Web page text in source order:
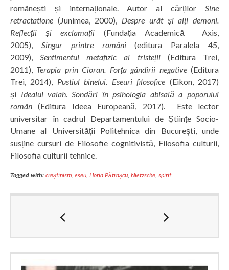
românești și internaționale. Autor al cărților Sine
retractatione (Junimea, 2000), Despre urât și alți demoni.
Reflecții și exclamații (Fundația Academică Axis,
2005), Singur printre români(editura Paralela 45,
2009),Sentimentul metafizic al tristeții(Editura Trei,
2011), Terapia prin Cioran. Forța gândirii negative(Editura
Trei, 2014), Pustiul binelui. Eseuri filosofice (Eikon, 2017)
și Idealul valah. Sondări în psihologia abisală a poporului
român (Editura Ideea Europeană, 2017). Este lector
universitar în cadrul Departamentului de Științe Socio-
Umane al Universității Politehnica din București, unde
susține cursuri de Filosofie cognitivistă, Filosofia culturii,
Filosofia culturii tehnice.
Tagged with: creștinism,eseu,Horia Pătrașcu, Nietzsche, spirit